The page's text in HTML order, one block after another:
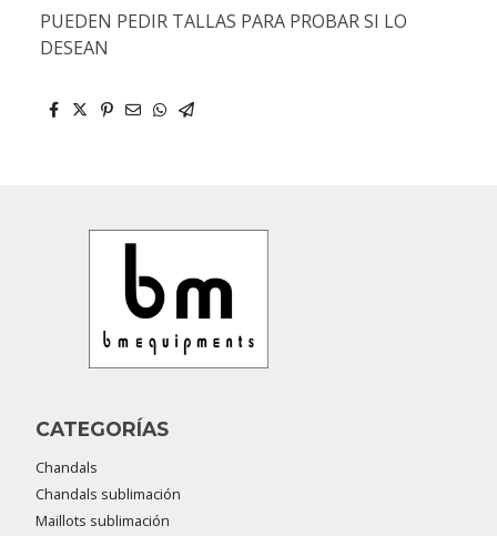
PUEDEN PEDIR TALLAS PARA PROBAR SI LO
DESEAN
CATEGORÍAS
Chandals
Chandals sublimación
Maillots sublimación